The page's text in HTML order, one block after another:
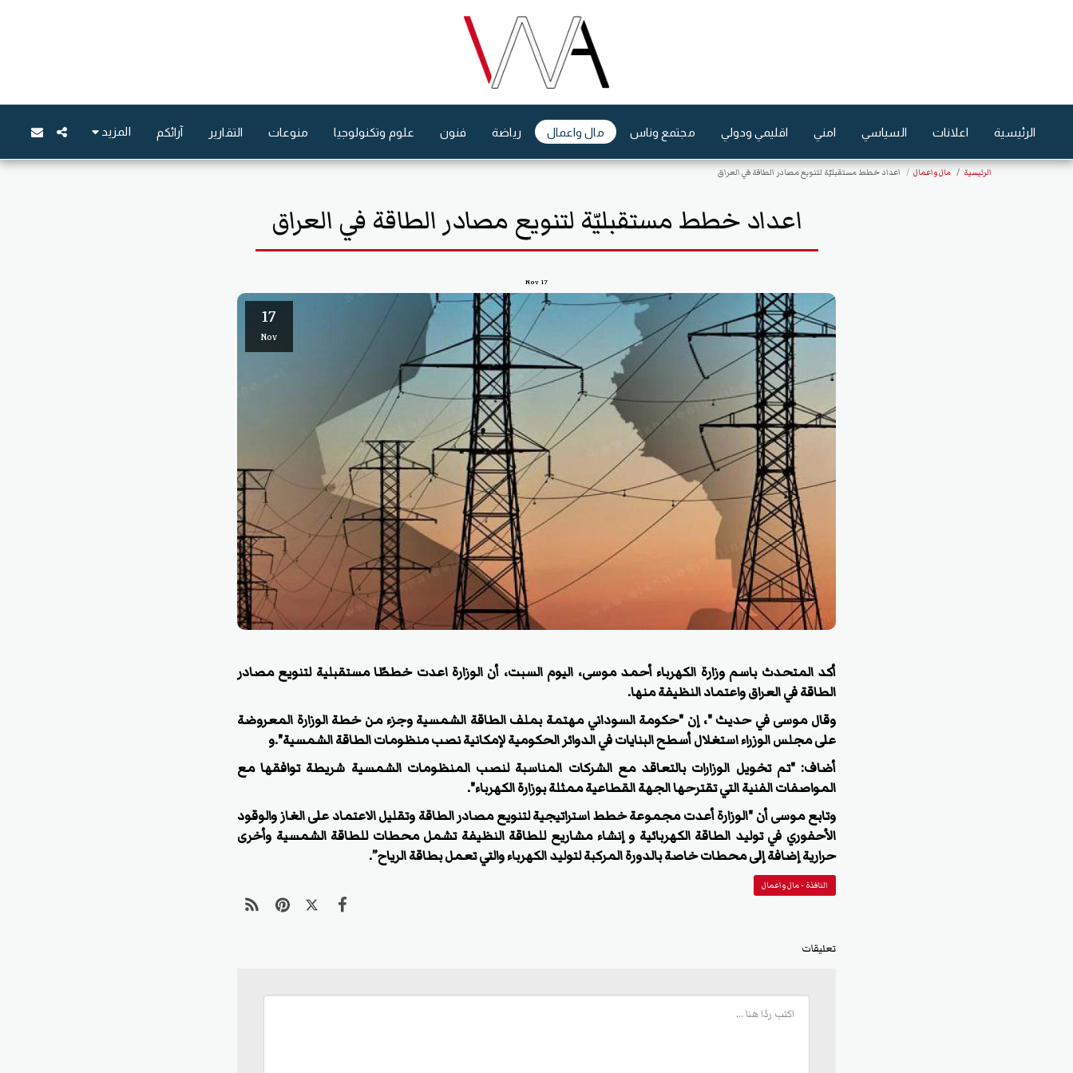
الرئيسية اعلانات السياسي امني اقليمي ودولي مجتمع وناس مال واعمال رياضة فنون علوم وتكنولوجيا منوعات التقارير آرائكم المزيد
الرئيسية مال واعمال اعداد خطط مستقبليّة لتنويع مصادر الطاقة في العراق
اعداد خطط مستقبليّة لتنويع مصادر الطاقة في العراق
17
Nov
17
Nov
أكد المتحدث باسم وزارة الكهرباء أحمد موسى، اليوم السبت، أن الوزارة اعدت خططًا مستقبلية لتنويع مصادر
الطاقة في العراق واعتماد النظيفة منها.
وقال موسى في حديث "، إن "حكومة السوداني مهتمة بملف الطاقة الشمسية وجزء من خطة الوزارة المعروضة
على مجلس الوزراء استغلال أسطح البنايات في الدوائر الحكومية لإمكانية نصب منظومات الطاقة الشمسية".و
أضاف: "تم تخويل الوزارات بالتعاقد مع الشركات المناسبة لنصب المنظومات الشمسية شريطة توافقها مع
المواصفات الفنية التي تقترحها الجهة القطاعية ممثلة بوزارة الكهرباء".
وتابع موسى أن "الوزارة أعدت مجموعة خطط استراتيجية لتنويع مصادر الطاقة وتقليل الاعتماد على الغاز والوقود
الأحفوري في توليد الطاقة الكهربائية و إنشاء مشاريع للطاقة النظيفة تشمل محطات للطاقة الشمسية وأخرى
حرارية إضافة إلى محطات خاصة بالدورة المركبة لتوليد الكهرباء والتي تعمل بطاقة الرياح”.
النافذة - مال واعمال
تعليقات